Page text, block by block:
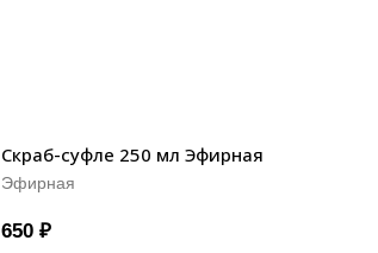
Скраб-суфле 250 мл Эфирная
Эфирная
650 ₽